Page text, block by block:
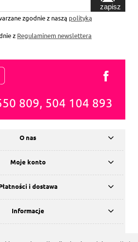
zapisz
zgodnie z naszą polityką
z Regulaminem newslettera
809, 504 104 893
O nas
Moje konto
i dostawa
Informacje
GTECH.pl